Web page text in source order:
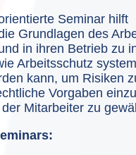
Seminar hilft
Grundlagen des
in ihren Betrieb zu
Arbeitsschutz
kann, um Risiken
Vorgaben
Mitarbeiter zu